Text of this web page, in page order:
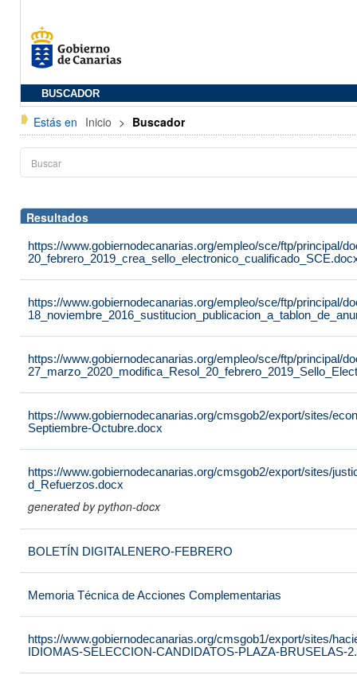
BUSCADOR
Estás en Inicio > Buscador
Resultados
https://www.gobiernodecanarias.org/empleo/sce/ftp/principal/
https://www.gobiernodecanarias.org/empleo/sce/ftp/principal/
https://www.gobiernodecanarias.org/empleo/sce/ftp/principal/
https://www.gobiernodecanarias.org/cmsgob2/export/sites/
Septiembre-Octubre.docx
https://www.gobiernodecanarias.org/cmsgob2/export/sites/
d_Refuerzos.docx
generated by python-docx
BOLETÍN DIGITALENERO-FEBRERO
Memoria Técnica de Acciones Complementarias
https://www.gobiernodecanarias.org/cmsgob1/export/sites/
IDIOMAS-SELECCION-CANDIDATOS-PLAZA-BRUSELAS-